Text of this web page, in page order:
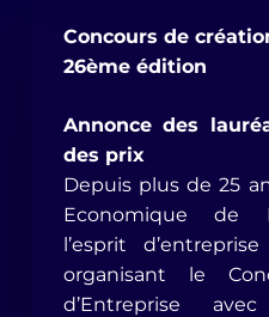
Concours de
26ème édition
Annonce des
des prix
Depuis plus de 25
Economique de
l’esprit
organisant le
d’Entreprise